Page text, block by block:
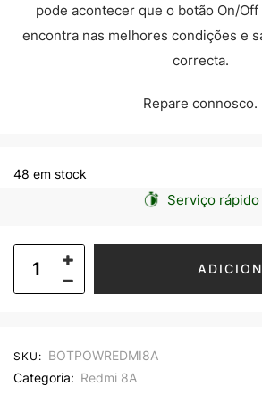
pode acontecer que o botão On/Off
encontra nas melhores condições e
correcta.
Repare connosco.
48 em stock
Serviço rápido
SKU: BOTPOWREDMI8A
Categoria: Redmi 8A